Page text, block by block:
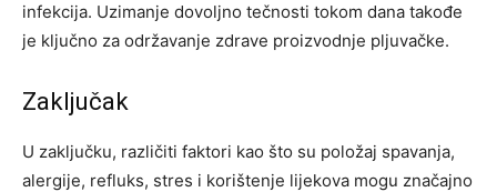
infekcija. Uzimanje dovoljno tečnosti tokom dana takođe
je ključno za održavanje zdrave proizvodnje pljuvačke.
Zaključak
U zaključku, različiti faktori kao što su položaj spavanja,
alergije, refluks, stres i korištenje lijekova mogu značajno